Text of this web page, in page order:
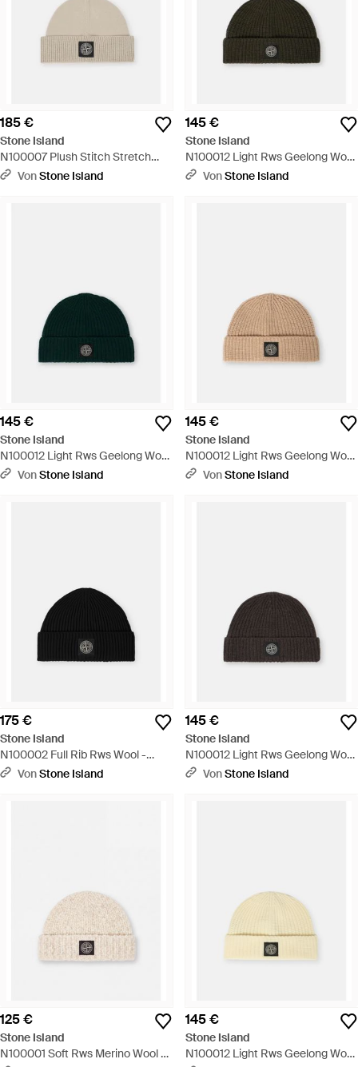
185 €
Stone Island
N100007 Plush Stitch Stretch
Rws Wool - Natur
VonStone Island
145 €
Stone Island
N100012 Light Rws Geelong Wool
- Schwarz
VonStone Island
145 €
Stone Island
N100012 Light Rws Geelong Wool
- Grün
VonStone Island
145 €
Stone Island
N100012 Light Rws Geelong Wool
- Natur
VonStone Island
175 €
Stone Island
N100002 Full Rib Rws Wool -
Schwarz
VonStone Island
145 €
Stone Island
N100012 Light Rws Geelong Wool
- Schwarz
VonStone Island
125 €
Stone Island
N100001 Soft Rws Merino Wool -
145 €
Stone Island
N100012 Light Rws Geelong Wool